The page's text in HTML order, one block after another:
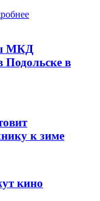
МКД
Подольске в
к зиме
кино